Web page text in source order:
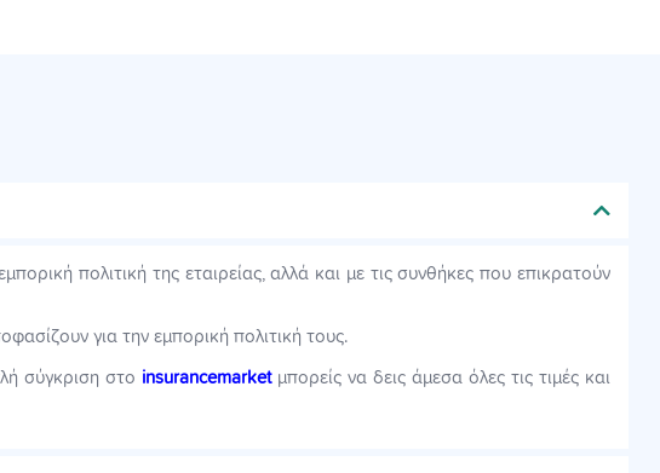
πολιτική της εταιρείας, αλλά και με τις συνθήκες που επικρατούν
για την εμπορική πολιτική τους.
σύγκριση στο insurancemarketμπορείς να δεις άμεσα όλες τις τιμές και